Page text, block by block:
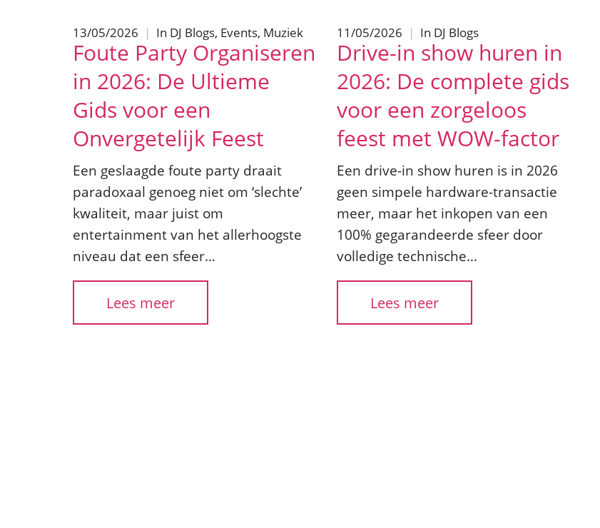
13/05/2026 | In DJ Blogs, Events, Muziek
Foute Party Organiseren
in 2026: De Ultieme
Gids voor een
Onvergetelijk Feest
Een geslaagde foute party draait
paradoxaal genoeg niet om ‘slechte’
kwaliteit, maar juist om
entertainment van het allerhoogste
niveau dat een sfeer…
Lees meer
11/05/2026 | In DJ Blogs
Drive-in show huren in
2026: De complete gids
voor een zorgeloos
feest met WOW-factor
Een drive-in show huren is in 2026
geen simpele hardware-transactie
meer, maar het inkopen van een
100% gegarandeerde sfeer door
volledige technische…
Lees meer